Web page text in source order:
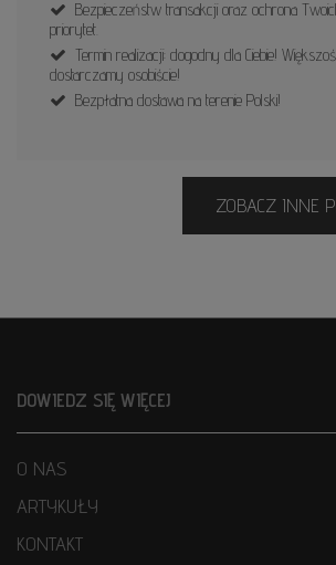
Bezpieczeństw transakcji oraz ochrona
priorytet.
Termin realizacji: dogodny dla Ciebie!
dostarczamy osobiście!
Bezpłatna dostawa na terenie Polski!
ZOBACZ INNE
DOWIEDZ SIĘ WIĘCEJ
O NAS
ARTYKUŁY
KONTAKT